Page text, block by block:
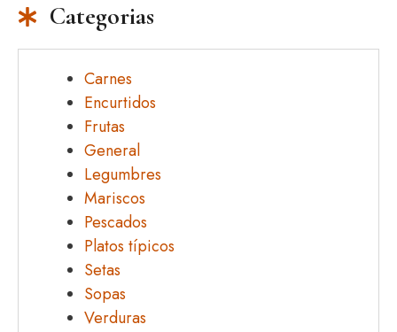
Categorias
Carnes
Encurtidos
Frutas
General
Legumbres
Mariscos
Pescados
Platos típicos
Setas
Sopas
Verduras